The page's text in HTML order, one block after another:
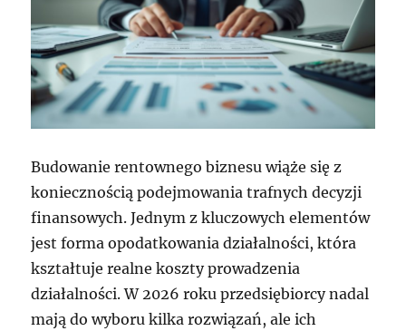
Budowanie rentownego biznesu wiąże się z
koniecznością podejmowania trafnych decyzji
finansowych. Jednym z kluczowych elementów
jest forma opodatkowania działalności, która
kształtuje realne koszty prowadzenia
działalności. W 2026 roku przedsiębiorcy nadal
mają do wyboru kilka rozwiązań, ale ich